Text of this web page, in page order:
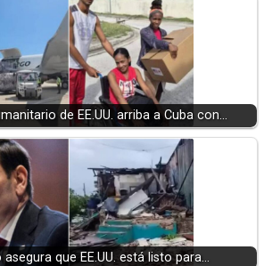
de EE.UU. arriba a Cuba con…
asegura que EE.UU. está listo para…